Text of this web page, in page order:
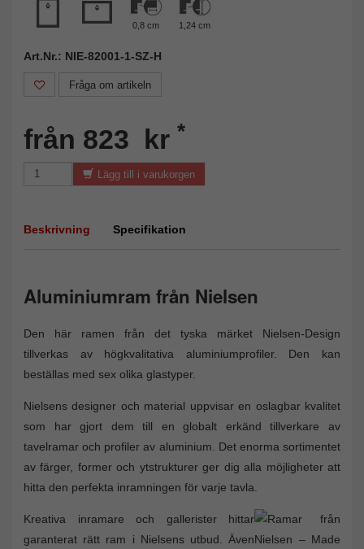
0,8 cm 1,24 cm
Art.Nr.: NIE-82001-1-SZ-H
Fråga om artikeln
från 823 kr *
Lägg till i varukorgen
Beskrivning Specifikation
Aluminiumram från Nielsen
Den här ramen från det tyska märket Nielsen-Design
tillverkas av högkvalitativa aluminiumprofiler. Den kan
beställas med sex olika glastyper.
Nielsens designer och material uppvisar en oslagbar kvalitet
som har gjort dem till en globalt erkänd tillverkare av
tavelramar och profiler av aluminium. Det enorma sortimentet
av färger, former och ytstrukturer ger dig alla möjligheter att
hitta den perfekta inramningen för varje tavla.
Kreativa inramare och gallerister hittar
garanterat rätt ram i Nielsens utbud. Även